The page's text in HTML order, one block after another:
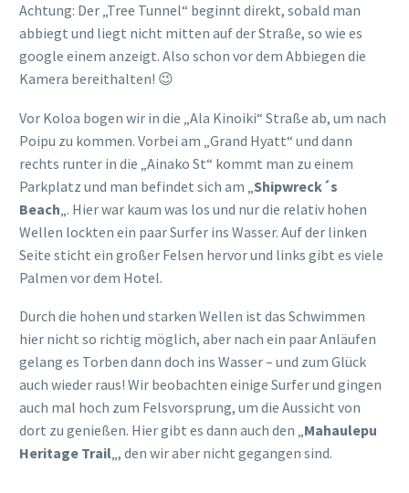
Achtung: Der „Tree Tunnel“ beginnt direkt, sobald man
abbiegt und liegt nicht mitten auf der Straße, so wie es
google einem anzeigt. Also schon vor dem Abbiegen die
Kamera bereithalten! 😉
Vor Koloa bogen wir in die „Ala Kinoiki“ Straße ab, um nach
Poipu zu kommen. Vorbei am „Grand Hyatt“ und dann
rechts runter in die „Ainako St“ kommt man zu einem
Parkplatz und man befindet sich am „ Shipwreck´s
Beach „. Hier war kaum was los und nur die relativ hohen
Wellen lockten ein paar Surfer ins Wasser. Auf der linken
Seite sticht ein großer Felsen hervor und links gibt es viele
Palmen vor dem Hotel.
Durch die hohen und starken Wellen ist das Schwimmen
hier nicht so richtig möglich, aber nach ein paar Anläufen
gelang es Torben dann doch ins Wasser – und zum Glück
auch wieder raus! Wir beobachten einige Surfer und gingen
auch mal hoch zum Felsvorsprung, um die Aussicht von
dort zu genießen. Hier gibt es dann auch den „Mahaulepu
Heritage Trail„, den wir aber nicht gegangen sind.